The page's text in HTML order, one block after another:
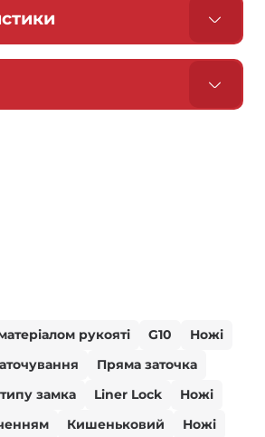
рукояті G10
Ножі
Пряма заточка
замка Liner Lock
Ножі
Кишеньковий
Ножі